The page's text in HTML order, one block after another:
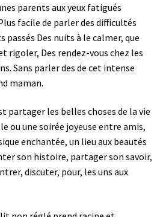
parents aux yeux fatigués
facile de parler des difficultés
passés Des nuits à le calmer, que
rigoler, Des rendez-vous chez les
Sans parler des de cet intense
maman.
partager les belles choses de la vie
ou une soirée joyeuse entre amis,
enchantée, un lieu aux beautés
son histoire, partager son savoir,
discuter, pour, les uns aux